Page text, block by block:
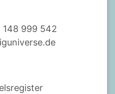
148 999 542